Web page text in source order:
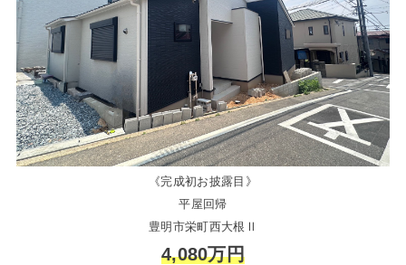
《完成初お披露目》
平屋回帰
豊明市栄町西大根Ⅱ
4,080万円